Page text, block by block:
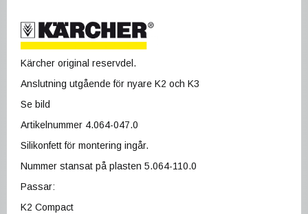
Kärcher original reservdel.
Anslutning utgående för nyare K2 och K3
Se bild
Artikelnummer 4.064-047.0
Silikonfett för montering ingår.
Nummer stansat på plasten 5.064-110.0
Passar:
K2 Compact